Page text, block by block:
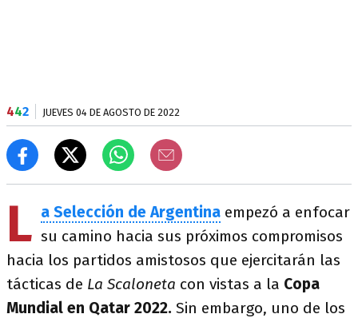
442 JUEVES 04 DE AGOSTO DE 2022
L a Selección de Argentina empezó a enfocar
su camino hacia sus próximos compromisos
hacia los partidos amistosos que ejercitarán las
tácticas de La Scaloneta con vistas a la Copa
Mundial en Qatar 2022. Sin embargo, uno de los